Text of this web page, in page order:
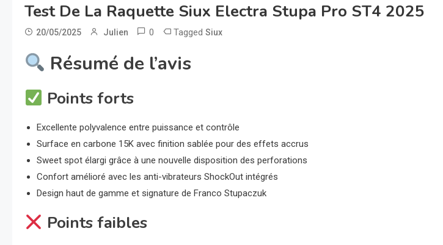
Test De La Raquette Siux Electra Stupa Pro ST4 2025
20/05/2025 Julien 0 Tagged Siux
Résumé de l’avis
Points forts
Excellente polyvalence entre puissance et contrôle
Surface en carbone 15K avec finition sablée pour des effets accrus
Sweet spot élargi grâce à une nouvelle disposition des perforations
Confort amélioré avec les anti-vibrateurs ShockOut intégrés
Design haut de gamme et signature de Franco Stupaczuk
Points faibles